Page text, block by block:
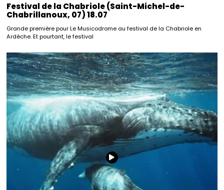
Festival de la Chabriole (Saint-Michel-de-
Chabrillanoux, 07) 18.07
Grande première pour Le Musicodrome au festival de la Chabriole en
Ardèche. Et pourtant, le festival